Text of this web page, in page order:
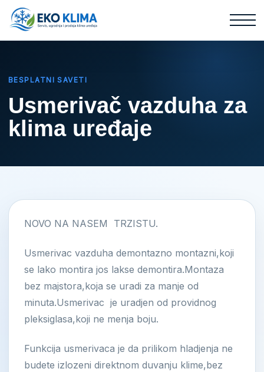
BESPLATNI SAVETI
Usmerivač vazduha za
klima uređaje
NOVO NA NASEM TRZISTU.
Usmerivac vazduha demontazno montazni,koji
se lako montira jos lakse demontira.Montaza
bez majstora,koja se uradi za manje od
minuta.Usmerivac je uradjen od providnog
pleksiglasa,koji ne menja boju.
Funkcija usmerivaca je da prilikom hladjenja ne
budete izlozeni direktnom duvanju klime,bez